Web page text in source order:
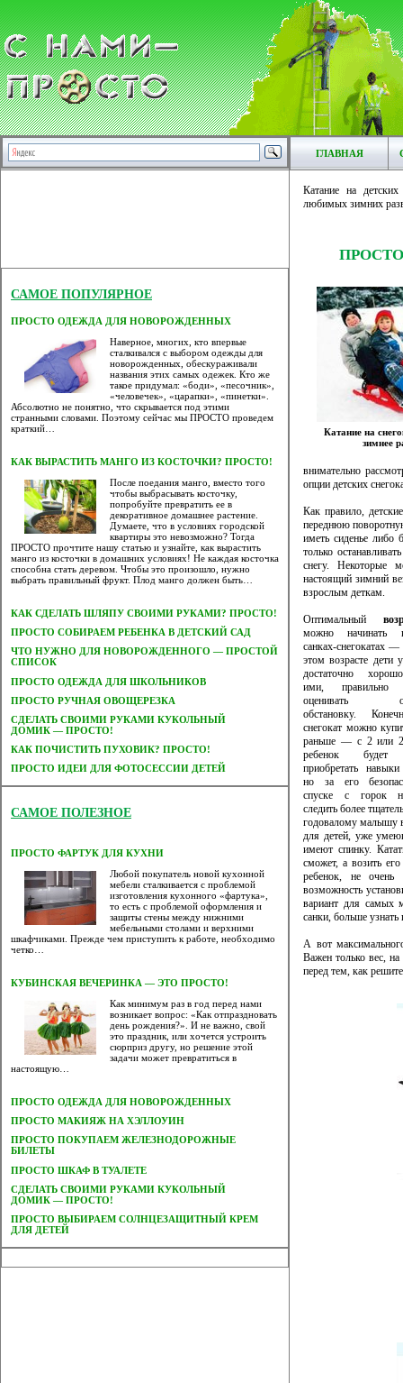
ГЛАВНАЯ
САМОЕ ПОПУЛЯРНОЕ
ПРОСТО ОДЕЖДА ДЛЯ НОВОРОЖДЕННЫХ
Наверное, многих, кто впервые
сталкивался с выбором одежды для
новорожденных, обескураживали
названия этих самых одежек. Кто же
такое придумал: «боди», «песочник»,
«человечек», «царапки», «пинетки».
Абсолютно не понятно, что скрывается под этими
странными словами. Поэтому сейчас мы ПРОСТО проведем
краткий…
КАК ВЫРАСТИТЬ МАНГО ИЗ КОСТОЧКИ? ПРОСТО!
После поедания манго, вместо того
чтобы выбрасывать косточку,
попробуйте превратить ее в
декоративное домашнее растение.
Думаете, что в условиях городской
квартиры это невозможно? Тогда
ПРОСТО прочтите нашу статью и узнайте, как вырастить
манго из косточки в домашних условиях! Не каждая косточка
способна стать деревом. Чтобы это произошло, нужно
выбрать правильный фрукт. Плод манго должен быть…
КАК СДЕЛАТЬ ШЛЯПУ СВОИМИ РУКАМИ? ПРОСТО!
ПРОСТО СОБИРАЕМ РЕБЕНКА В ДЕТСКИЙ САД
ЧТО НУЖНО ДЛЯ НОВОРОЖДЕННОГО — ПРОСТОЙ
СПИСОК
ПРОСТО ОДЕЖДА ДЛЯ ШКОЛЬНИКОВ
ПРОСТО РУЧНАЯ ОВОЩЕРЕЗКА
CДЕЛАТЬ СВОИМИ РУКАМИ КУКОЛЬНЫЙ
ДОМИК — ПРОСТО!
КАК ПОЧИСТИТЬ ПУХОВИК? ПРОСТО!
ПРОСТО ИДЕИ ДЛЯ ФОТОСЕССИИ ДЕТЕЙ
САМОЕ ПОЛЕЗНОЕ
ПРОСТО ФАРТУК ДЛЯ КУХНИ
Любой покупатель новой кухонной
мебели сталкивается с проблемой
изготовления кухонного «фартука»,
то есть с проблемой оформления и
защиты стены между нижними
мебельными столами и верхними
шкафчиками. Прежде чем приступить к работе, необходимо
четко…
КУБИНСКАЯ ВЕЧЕРИНКА — ЭТО ПРОСТО!
Как минимум раз в год перед нами
возникает вопрос: «Как отпраздновать
день рождения?». И не важно, свой
это праздник, или хочется устроить
сюрприз другу, но решение этой
задачи может превратиться в
настоящую…
ПРОСТО ОДЕЖДА ДЛЯ НОВОРОЖДЕННЫХ
ПРОСТО МАКИЯЖ НА ХЭЛЛОУИН
ПРОСТО ПОКУПАЕМ ЖЕЛЕЗНОДОРОЖНЫЕ
БИЛЕТЫ
ПРОСТО ШКАФ В ТУАЛЕТЕ
CДЕЛАТЬ СВОИМИ РУКАМИ КУКОЛЬНЫЙ
ДОМИК — ПРОСТО!
ПРОСТО ВЫБИРАЕМ СОЛНЦЕЗАЩИТНЫЙ КРЕМ
ДЛЯ ДЕТЕЙ
Катание на
любимых зимних
Катание на
зимнее
внимательно
опции детских
Как правило,
переднюю
иметь сиденье либо
только
снегу. Некоторые
настоящий зимний
взрослым деткам.
Оптимальный
можно начинать
санках-снегокатах
этом возрасте дети
достаточно
ими,
оценивать
обстановку.
снегокат можно
раньше — с 2 или
ребенок будет
приобретать
но за его
спуске с горок
следить более
годовалому малышу в
для детей, уже
имеют спинку.
сможет, а возить
ребенок, не
возможность
вариант для самых
санки, больше
А вот
Важен только вес, на
перед тем, как